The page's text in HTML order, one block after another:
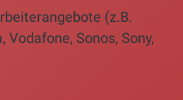
(z.B.
Vodafone, Sonos, Sony,